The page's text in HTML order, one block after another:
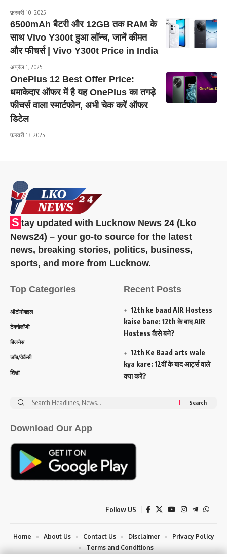
फ़रवरी 10, 2025
6500mAh बैटरी और 12GB तक RAM के
साथ Vivo Y300t हुआ लॉन्च, जानें कीमत
और फीचर्स | Vivo Y300t Price in India
अप्रैल 1, 2025
OnePlus 12 Best Offer Price:
धमाकेदार ऑफर में है यह OnePlus का तगड़े
फीचर्स वाला स्मार्टफोन, अभी चेक करें ऑफर
डिटेल
फ़रवरी 13, 2025
S tay updated with Lucknow News 24 (Lko
News24) – your go-to source for the latest
news, breaking stories, politics, business,
sports, and more from Lucknow.
Top Categories
ऑटोमोबाइल
टेक्नोलॉजी
बिजनेस
जॉब/वेकैंसी
शिक्षा
Recent Posts
12th ke baad AIR Hostess
kaise bane: 12th के बाद AIR
Hostess कैसे बने?
12th Ke Baad arts wale
kya kare: 12वीं के बाद आर्ट्स वाले
क्या करें?
Search
Download Our App
Follow US
Home About Us Contact Us Disclaimer
Privacy Policy
Terms and Conditions